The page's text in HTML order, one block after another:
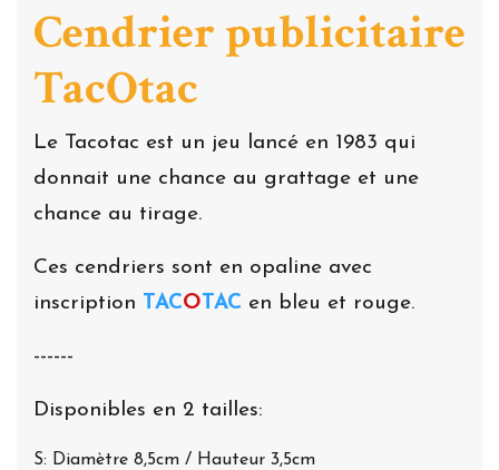
Cendrier publicitaire
TacOtac
Le Tacotac est un jeu lancé en 1983 qui
donnait une chance au grattage et une
chance au tirage.
Ces cendriers sont en opaline avec
inscription TACOTAC en bleu et rouge.
------
Disponibles en 2 tailles:
S: Diamètre 8,5cm / Hauteur 3,5cm